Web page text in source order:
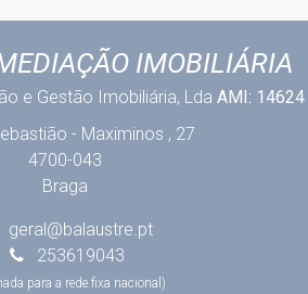
IMOBILIÁRIA
e Gestão Imobiliária, Lda AMI: 14624
- Maximinos , 27
4700-043
Braga
geral@balaustre.pt
253619043
para a rede fixa nacional)